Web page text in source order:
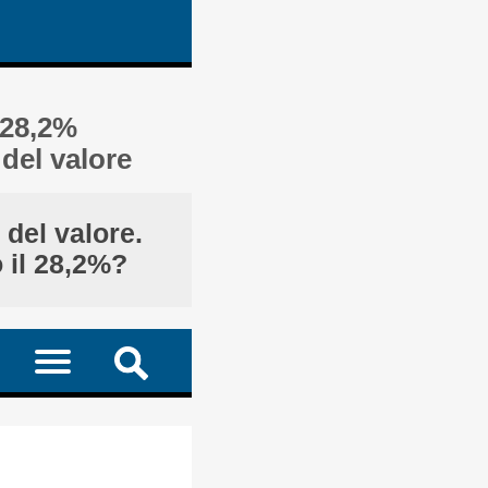
valore
del valore.
il 28,2%?